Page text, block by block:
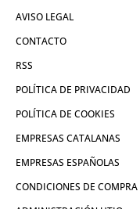
AVISO LEGAL
CONTACTO
RSS
POLÍTICA DE PRIVACIDAD
POLÍTICA DE COOKIES
EMPRESAS CATALANAS
EMPRESAS ESPAÑOLAS
CONDICIONES DE COMPRA